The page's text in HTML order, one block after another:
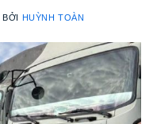
BỞI HUỲNH TOÀN